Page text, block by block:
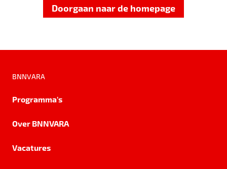
Doorgaan naar de homepage
BNNVARA
Programma's
Over BNNVARA
Vacatures